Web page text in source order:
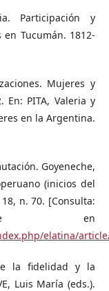
Participación y
Tucumán. 1812-
Mujeres y
En: PITA, Valeria y
en la Argentina.
Goyeneche,
(inicios del
n. 70. [Consulta:
en
elatina/
la fidelidad y la
Luis María (eds.).